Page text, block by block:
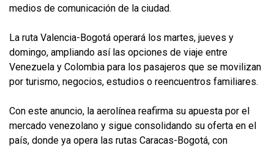
medios de comunicación de la ciudad.
La ruta Valencia-Bogotá operará los martes, jueves y
domingo, ampliando así las opciones de viaje entre
Venezuela y Colombia para los pasajeros que se movilizan
por turismo, negocios, estudios o reencuentros familiares.
Con este anuncio, la aerolínea reafirma su apuesta por el
mercado venezolano y sigue consolidando su oferta en el
país, donde ya opera las rutas Caracas-Bogotá, con